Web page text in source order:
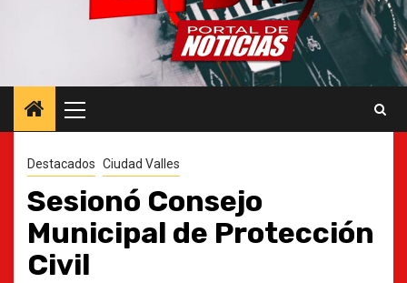
principal
Destacados Ciudad Valles
Sesionó Consejo
Municipal de Protección
Civil